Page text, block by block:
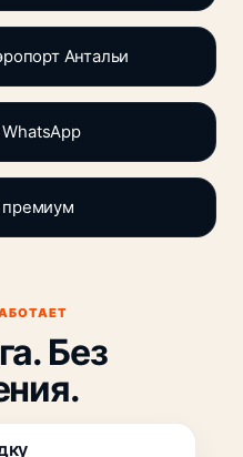
Антальи
премиум
Без